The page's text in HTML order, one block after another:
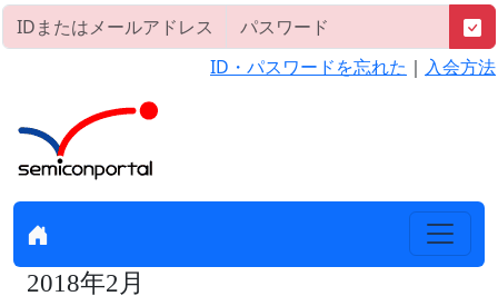
ID・パスワードを忘れた ｜ 入会方法
2018年2月